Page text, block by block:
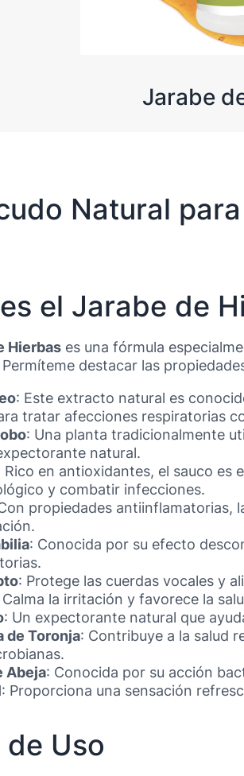
Jarabe
Natural
el Jarabe de
Hierbas es una fórmula
destacar las
: Este extracto natural es
tratar afecciones respiratorias
: Una planta tradicionalmente
natural.
Rico en antioxidantes, el sauco es
y combatir infecciones.
propiedades antiinflamatorias,
: Conocida por su efecto
: Protege las cuerdas vocales y
Calma la irritación y favorece la
: Un expectorante natural que
de Toronja: Contribuye a la salud
Abeja: Conocida por su acción
: Proporciona una sensación
Uso